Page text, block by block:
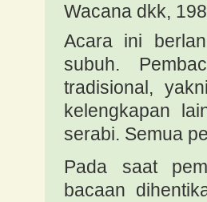
Wacana dkk,
Acara ini
subuh.
tradisional,
kelengkapan
serabi. Semua
Pada saat
bacaan